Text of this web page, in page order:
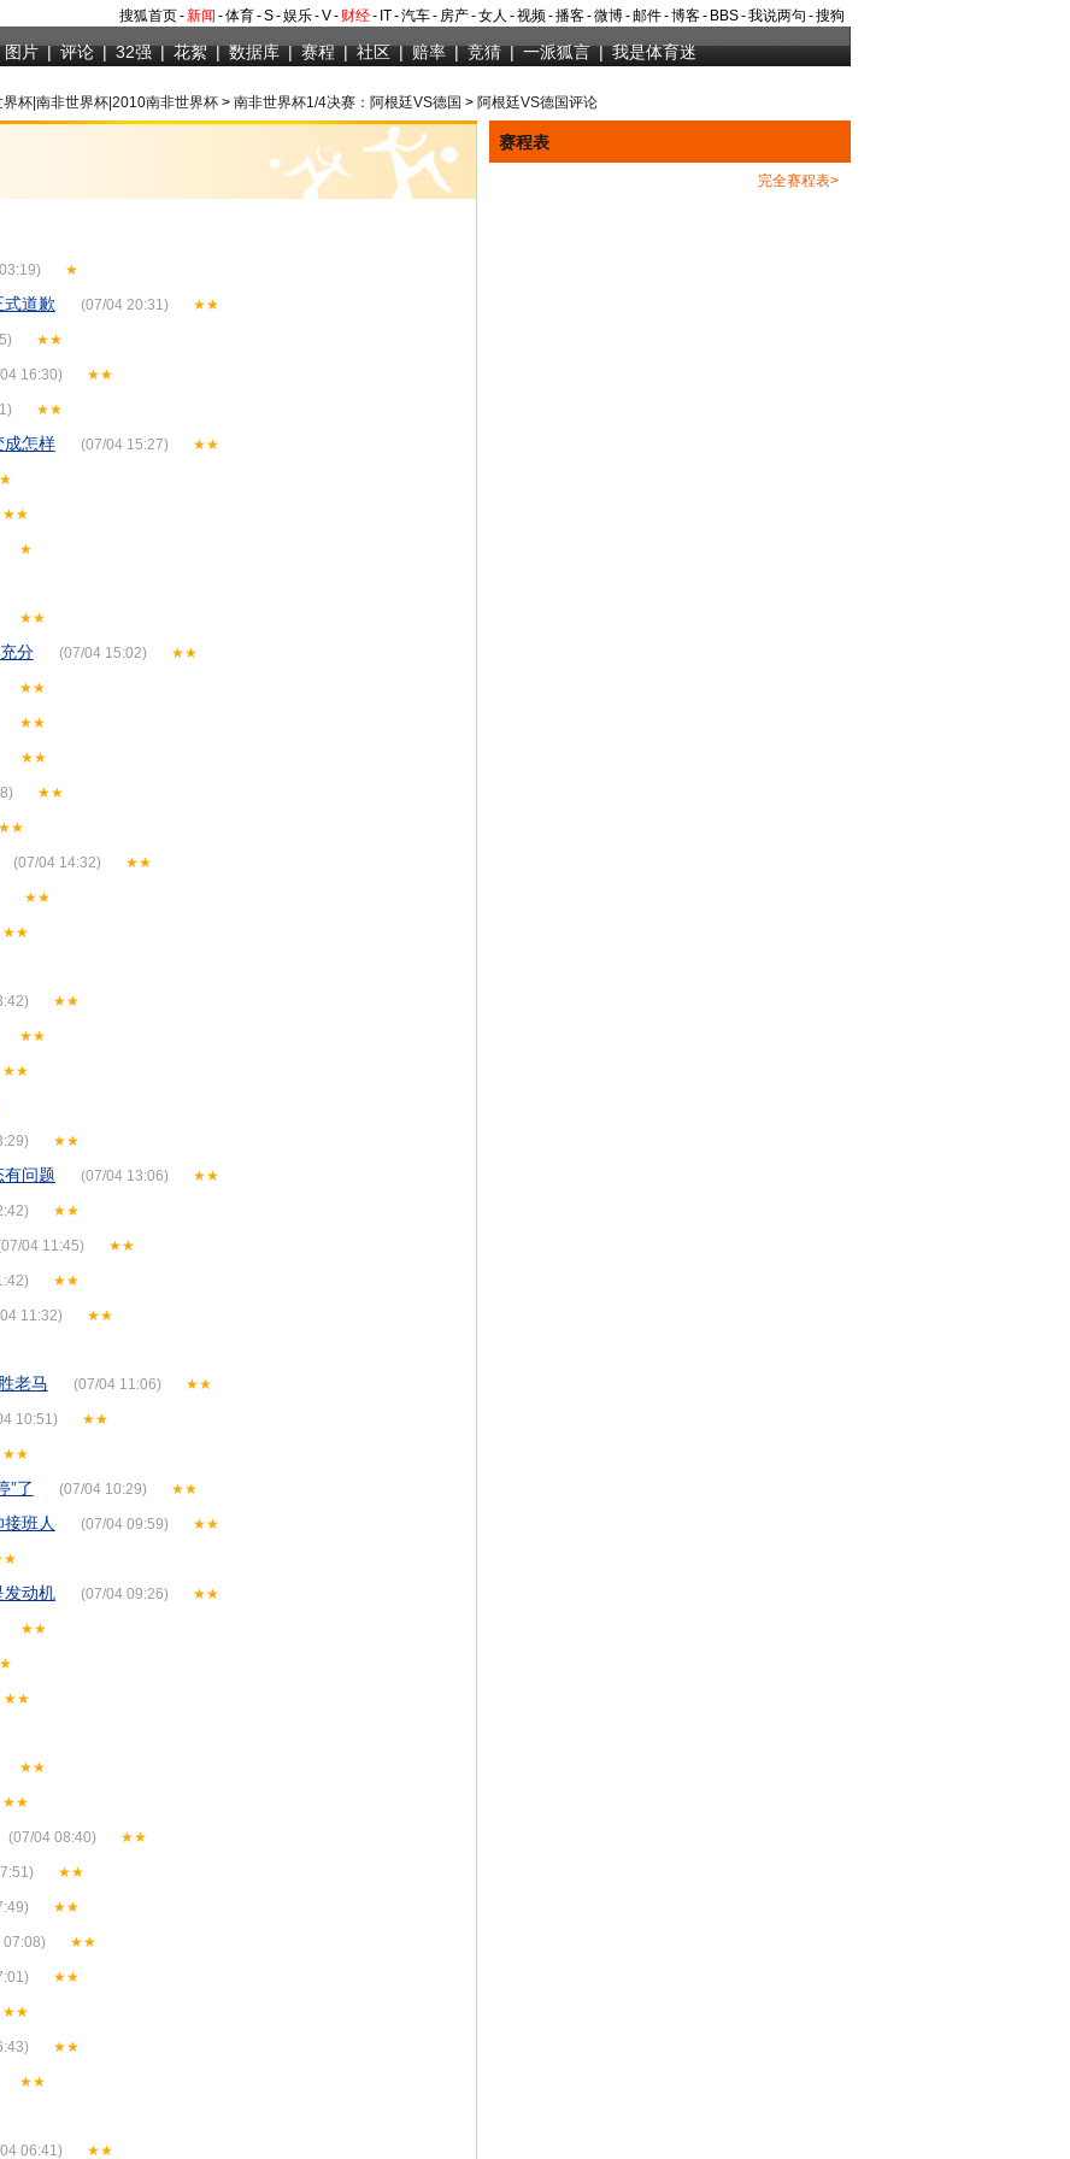
搜狐首页-新闻 -体育-S-娱乐-V- 财经- IT-汽车- 房产-女人 -视频-播客-微博-邮件-博客- BBS-我说两句 -搜狗
图片 | 评论 | 32强 | 花絮 | 数据库 | 赛程 | 社区 | 赔率 | 竞猜 | 一派狐言 | 我是体育迷
界杯|南非世界杯|2010南非世界杯 > 南非世界杯1/4决赛：阿根廷VS德国 > 阿根廷VS德国评论
★
道歉 (07/04 20:31) ★★
★★
16:30) ★★
★★
成怎样 (07/04 15:27) ★★
★★
★
★★
分 (07/04 15:02) ★★
★★
★★
★★
★★
★★
(07/04 14:32) ★★
★★
★★
★★
★★
★★
★★
问题 (07/04 13:06) ★★
★★
04 11:45) ★★
★★
11:32) ★★
老马 (07/04 11:06) ★★
10:51) ★★
★★
”了 (07/04 10:29) ★★
班人 (07/04 09:59) ★★
发动机 (07/04 09:26) ★★
★★
★★
★★
★★
(07/04 08:40) ★★
★★
★★
07:08) ★★
★★
★★
★★
★★
06:41) ★★
赛程表
完全赛程表>